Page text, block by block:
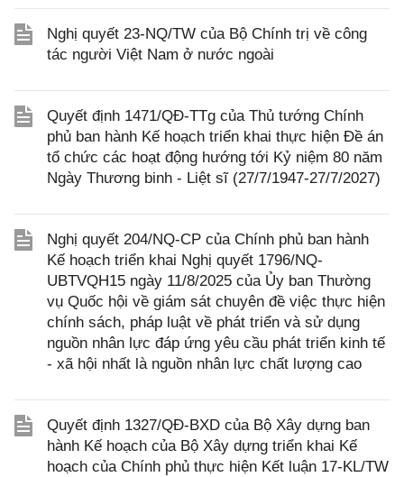
Nghị quyết 23-NQ/TW của Bộ Chính trị về công
tác người Việt Nam ở nước ngoài
Quyết định 1471/QĐ-TTg của Thủ tướng Chính
phủ ban hành Kế hoạch triển khai thực hiện Đề án
tổ chức các hoạt động hướng tới Kỷ niệm 80 năm
Ngày Thương binh - Liệt sĩ (27/7/1947-27/7/2027)
Nghị quyết 204/NQ-CP của Chính phủ ban hành
Kế hoạch triển khai Nghị quyết 1796/NQ-
UBTVQH15 ngày 11/8/2025 của Ủy ban Thường
vụ Quốc hội về giám sát chuyên đề việc thực hiện
chính sách, pháp luật về phát triển và sử dụng
nguồn nhân lực đáp ứng yêu cầu phát triển kinh tế
- xã hội nhất là nguồn nhân lực chất lượng cao
Quyết định 1327/QĐ-BXD của Bộ Xây dựng ban
hành Kế hoạch của Bộ Xây dựng triển khai Kế
hoạch của Chính phủ thực hiện Kết luận 17-KL/TW